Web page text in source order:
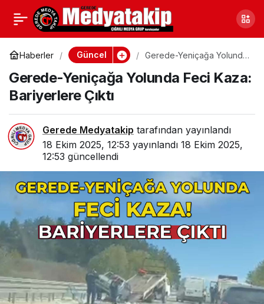
Haberler Güncel
Gerede-Yeniçağa Yolunda
Gerede-Yeniçağa Yolunda Feci Kaza:
Bariyerlere Çıktı
Gerede Medyatakip tarafından yayınlandı
18 Ekim 2025, 12:53 yayınlandı 18 Ekim 2025,
12:53 güncellendi
Bolu’nun Sessiz
Kahramanından Büyük
Hizmet
Paylaş